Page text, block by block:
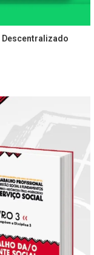
Descentralizado